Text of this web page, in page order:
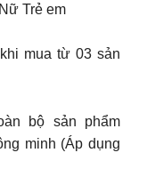
Trẻ em
mua từ 03 sản
bộ sản phẩm
minh (Áp dụng